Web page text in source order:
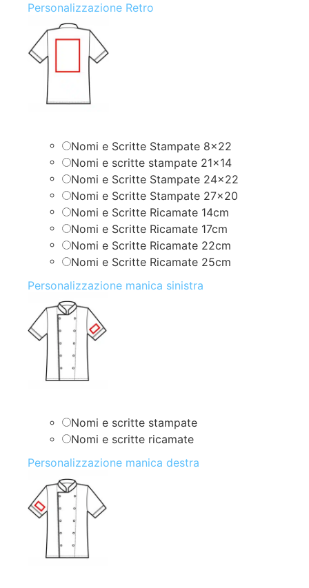
Personalizzazione Retro
Nomi e Scritte Stampate 8×22
Nomi e scritte stampate 21×14
Nomi e Scritte Stampate 24×22
Nomi e Scritte Stampate 27×20
Nomi e Scritte Ricamate 14cm
Nomi e Scritte Ricamate 17cm
Nomi e Scritte Ricamate 22cm
Nomi e Scritte Ricamate 25cm
Personalizzazione manica sinistra
Nomi e scritte stampate
Nomi e scritte ricamate
Personalizzazione manica destra